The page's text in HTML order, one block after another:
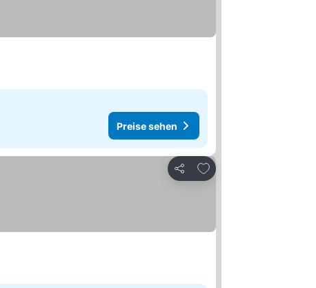
Preise sehen
Teilen
Zu Favoriten hinzufügen